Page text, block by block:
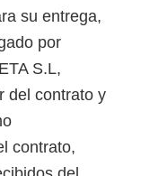
su entrega,
por
S.L,
del contrato y
contrato,